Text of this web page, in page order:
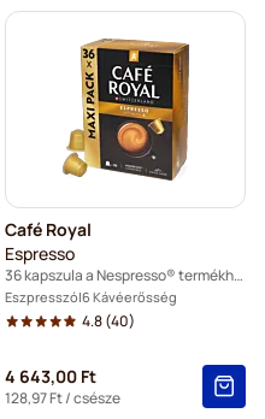
Café Royal
Espresso
36 kapszula a Nespresso® termékhez
Eszpresszó 6 Kávéerősség
4.8(40)
4 643,00 Ft
128,97 Ft/ csésze